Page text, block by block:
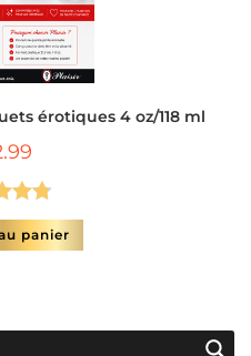
érotiques 4 oz/118 ml
4.75
5
panier